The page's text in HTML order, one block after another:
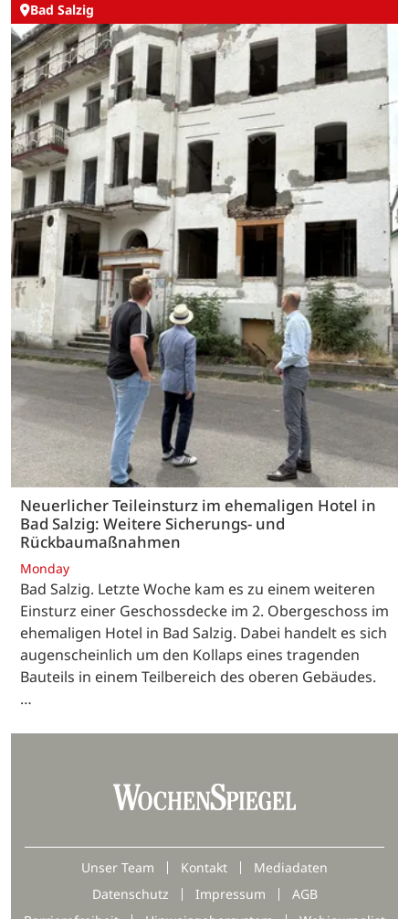
Bad Salzig
Neuerlicher Teileinsturz im ehemaligen Hotel in
Bad Salzig: Weitere Sicherungs- und
Rückbaumaßnahmen
Monday
Bad Salzig. Letzte Woche kam es zu einem weiteren
Einsturz einer Geschossdecke im 2. Obergeschoss im
ehemaligen Hotel in Bad Salzig. Dabei handelt es sich
augenscheinlich um den Kollaps eines tragenden
Bauteils in einem Teilbereich des oberen Gebäudes.
…
Unser Team Kontakt
Mediadaten
Datenschutz
Impressum
AGB